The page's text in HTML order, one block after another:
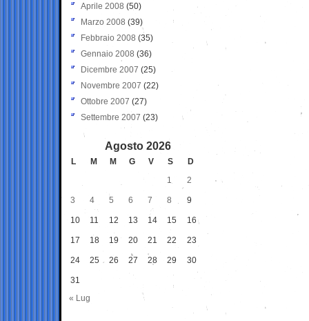
Aprile 2008 (50)
Marzo 2008 (39)
Febbraio 2008 (35)
Gennaio 2008 (36)
Dicembre 2007 (25)
Novembre 2007 (22)
Ottobre 2007 (27)
Settembre 2007 (23)
Agosto 2026
L M M G V S
D
1
2
3 4 5 6 7 8 9
10 11 12 13 14 15 16
17 18 19 20 21 22 23
24 25 26 27 28 29 30
31
« Lug